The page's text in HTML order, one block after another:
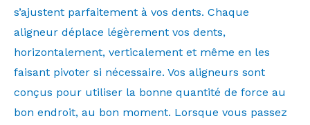
s’ajustent parfaitement à vos dents. Chaque
aligneur déplace légèrement vos dents,
horizontalement, verticalement et même en les
faisant pivoter si nécessaire. Vos aligneurs sont
conçus pour utiliser la bonne quantité de force au
bon endroit, au bon moment. Lorsque vous passez